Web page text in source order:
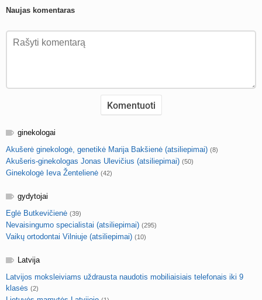
Naujas komentaras
ginekologai
Akušerė ginekologė, genetikė Marija Bakšienė (atsiliepimai) (8)
Akušeris-ginekologas Jonas Ulevičius (atsiliepimai) (50)
Ginekologė Ieva Žentelienė (42)
gydytojai
Eglė Butkevičienė (39)
Nevaisingumo specialistai (atsiliepimai) (295)
Vaikų ortodontai Vilniuje (atsiliepimai) (10)
Latvija
Latvijos moksleiviams uždrausta naudotis mobiliaisiais telefonais iki 9
klasės (2)